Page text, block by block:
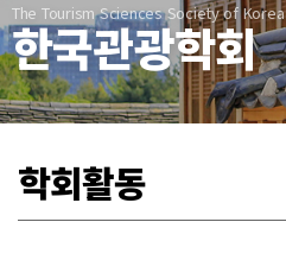
The Tourism Sciences Society of Korea
한국관광학회
학회활동